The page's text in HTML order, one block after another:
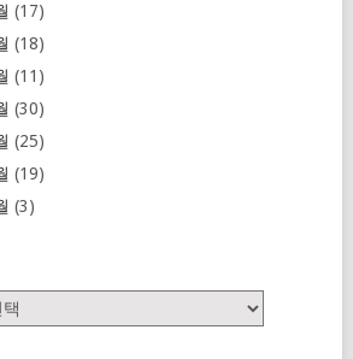
(17)
(18)
(11)
(30)
(25)
(19)
(3)